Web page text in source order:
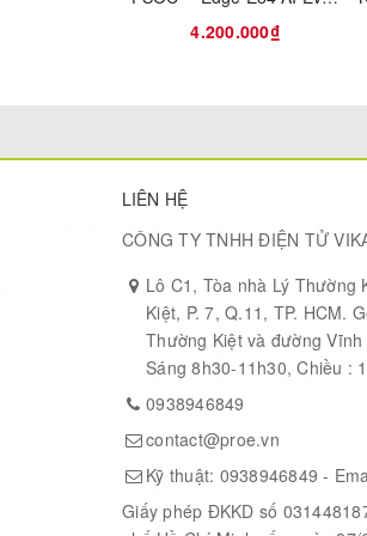
Lightweight
Efficient power supply
Increased operating voltage
Increased GPIO functionality
Flexible header connectivity
FEATURES:
AVR AVR® ATmega
4.5V-28V Input Voltage
5V Logic
4.200.000₫
LIÊN HỆ
CÔNG TY TNHH ĐIỆN TỬ
Lô C1, Tòa nhà Lý Thường
Kiệt, P. 7, Q.11, TP. HCM.
Thường Kiệt và đường
Sáng 8h30-11h30, Chiều :
0938946849
contact@proe.vn
Kỹ thuật: 0938946849 -
Giấy phép ĐKKD số